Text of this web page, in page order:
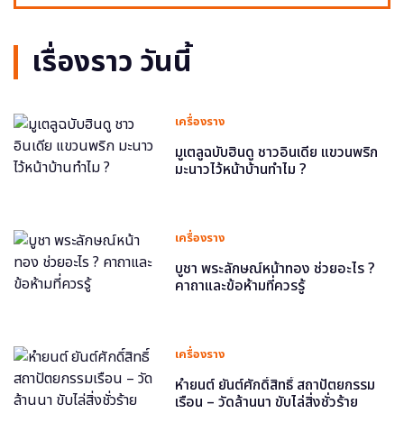
เรื่องราว วันนี้
เครื่องราง
มูเตลูฉบับฮินดู ชาวอินเดีย แขวนพริก
มะนาวไว้หน้าบ้านทำไม ?
เครื่องราง
บูชา พระลักษณ์หน้าทอง ช่วยอะไร ?
คาถาและข้อห้ามที่ควรรู้
เครื่องราง
หำยนต์ ยันต์ศักดิ์สิทธิ์ สถาปัตยกรรม
เรือน – วัดล้านนา ขับไล่สิ่งชั่วร้าย